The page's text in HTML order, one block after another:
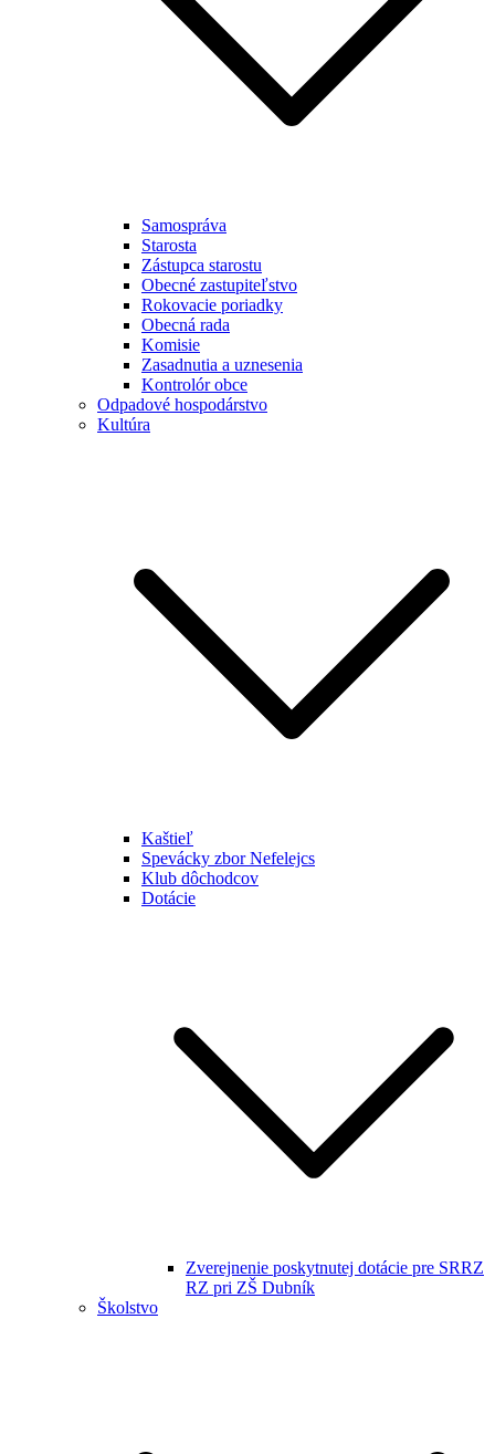
Samospráva
Starosta
Zástupca starostu
Obecné zastupiteľstvo
Rokovacie poriadky
Obecná rada
Komisie
Zasadnutia a uznesenia
Kontrolór obce
Odpadové hospodárstvo
Kultúra
Kaštieľ
Spevácky zbor Nefelejcs
Klub dôchodcov
Dotácie
Zverejnenie poskytnutej dotácie pre SRRZ
RZ pri ZŠ Dubník
Školstvo